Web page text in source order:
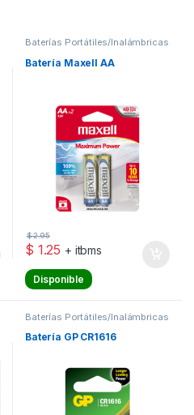
Baterías Portátiles/Inalámbricas
Batería Maxell AA
$ 1.25
$2.95
+ itbms
Disponible
Baterías Portátiles/Inalámbricas
Batería GP CR1616